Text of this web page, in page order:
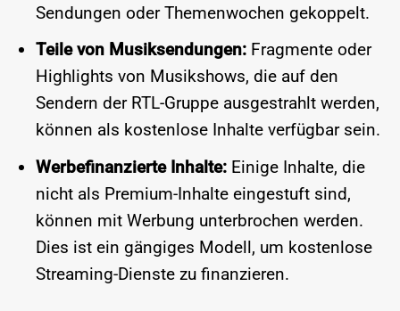
Sendungen oder Themenwochen gekoppelt.
Teile von Musiksendungen:Fragmente oder
Highlights von Musikshows, die auf den
Sendern der RTL-Gruppe ausgestrahlt werden,
können als kostenlose Inhalte verfügbar sein.
Werbefinanzierte Inhalte:Einige Inhalte, die
nicht als Premium-Inhalte eingestuft sind,
können mit Werbung unterbrochen werden.
Dies ist ein gängiges Modell, um kostenlose
Streaming-Dienste zu finanzieren.